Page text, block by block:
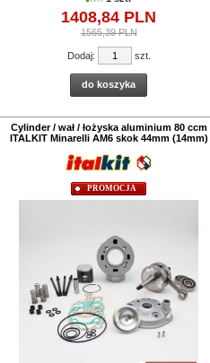
1408,84 PLN
1565,39 PLN
Dodaj: szt.
do koszyka
Cylinder / wał / łożyska aluminium 80 ccm
ITALKIT Minarelli AM6 skok 44mm (14mm)
PROMOCJA